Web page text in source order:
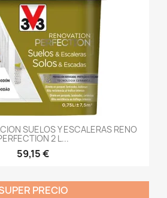
SUELOS Y ESCALERAS RENO
2 L...
59,15 €
PRECIO